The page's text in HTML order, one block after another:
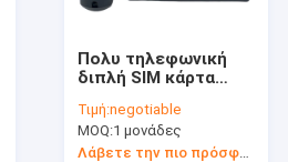
Πολυ τηλεφωνική
διπλή SIM κάρτα
τύπων γλωσσικού
GSM SIM
Τιμή:negotiable
MOQ:1 μονάδες